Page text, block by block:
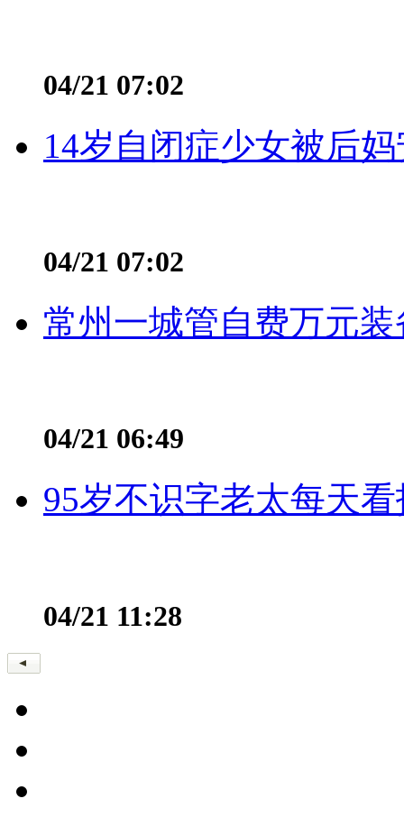
04/21 07:02
14岁自闭症少女被后
04/21 07:02
常州一城管自费万元
04/21 06:49
95岁不识字老太每天
04/21 11:28